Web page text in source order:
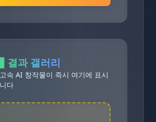
결과 갤러리
속 AI 창작물이 즉시 여기에 표시
다